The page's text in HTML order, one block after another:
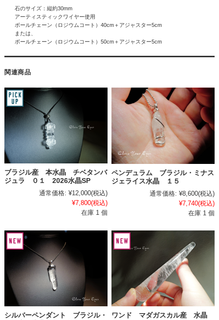
石のサイズ：縦約30mm
アーティスティックワイヤー使用
ボールチェーン（ロジウムコート）40cm＋アジャスター5cm
または、
ボールチェーン（ロジウムコート）50cm＋アジャスター5cm
関連商品
ブラジル産 本水晶 チベタンバ
ジュラ ０１ 2026水晶SP
通常価格: ¥12,000(税込)
¥7,800(税込)
在庫 1 個
ペンデュラム ブラジル・ミナス
ジェライス水晶 １５
通常価格: ¥8,600(税込)
¥7,740(税込)
在庫 1 個
シルバーペンダント ブラジル・
ワンド マダガスカル産 水晶